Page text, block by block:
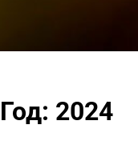
содержимому
Год: 2024